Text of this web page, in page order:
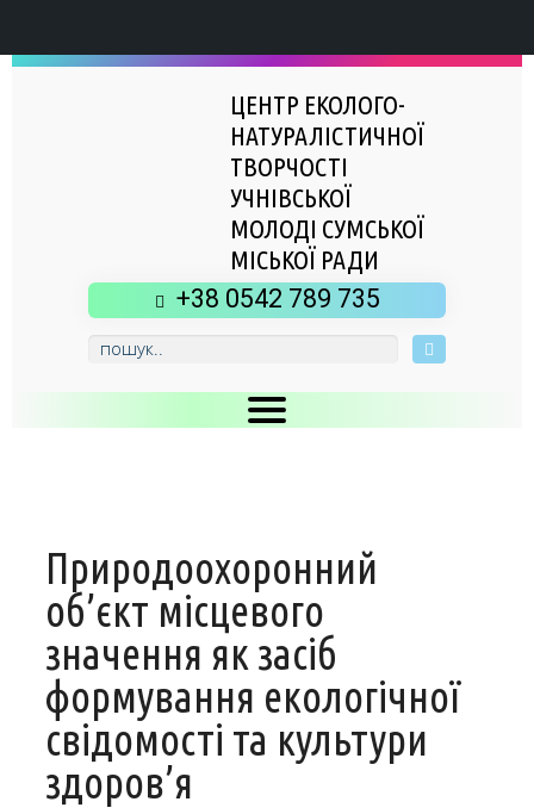
ЦЕНТР ЕКОЛОГО-
НАТУРАЛІСТИЧНОЇ
ТВОРЧОСТІ
УЧНІВСЬКОЇ
МОЛОДІ СУМСЬКОЇ
МІСЬКОЇ РАДИ
+38 0542 789 735
Про заклад
Історія
Структурні підрозділи
Музей
Наші досягнення
Освітній процес
Запрошуємо у гуртки
Дистанційне навчання
Академічна доброчесність
Методична робота
Нормативно-правова база
Програмне забезпечення
Науково-методичні матеріали
Виховна робота
Національно-патріотичне виховання
Організаційно-масова робота
Прозорість та відкритість
Природоохоронний
об’єкт місцевого
значення як засіб
формування екологічної
свідомості та культури
здоров’я